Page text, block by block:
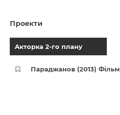
Проекти
Акторка 2-го плану
Параджанов (2013) Фільм